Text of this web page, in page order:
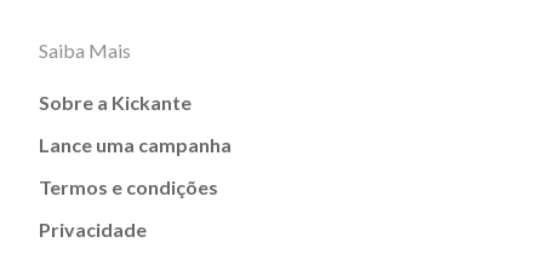
Saiba Mais
Sobre a Kickante
Lance uma campanha
Termos e condições
Privacidade